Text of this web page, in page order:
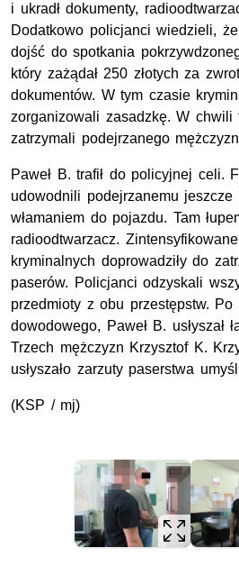
i ukradł dokumenty,
Dodatkowo policjanci wiedzieli,
dojść do spotkania
który zażądał 250 złotych za
dokumentów. W tym czasie
zorganizowali zasadzkę. W chwili
zatrzymali podejrzanego
Paweł B. trafił do policyjnej celi.
udowodnili podejrzanemu
włamaniem do pojazdu. Tam
radioodtwarzacz.
kryminalnych doprowadziły do
paserów. Policjanci odzyskali
przedmioty z obu przestępstw. Po
dowodowego, Paweł B. usłyszał
Trzech mężczyzn Krzysztof K.
usłyszało zarzuty paserstwa
(KSP / mj)